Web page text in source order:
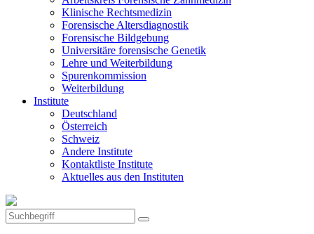
Klinische Rechtsmedizin
Forensische Altersdiagnostik
Forensische Bildgebung
Universitäre forensische Genetik
Lehre und Weiterbildung
Spurenkommission
Weiterbildung
Institute
Deutschland
Österreich
Schweiz
Andere Institute
Kontaktliste Institute
Aktuelles aus den Instituten